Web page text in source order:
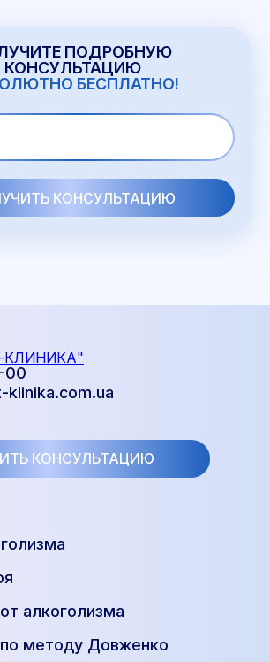
ПОДРОБНУЮ
КОНСУЛЬТАЦИЮ
БЕСПЛАТНО!
00
klinika.com.ua
КОНСУЛЬТАЦИЮ
алкоголизма
методу Довженко